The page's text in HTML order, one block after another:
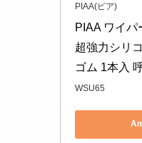
PIAA(ピア)
PIAA ワイパ
超強力シリ
ゴム 1本入
WSU65